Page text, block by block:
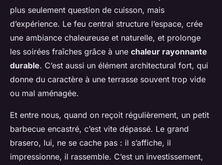
plus seulement question de cuisson, mais
d’expérience. Le feu central structure l’espace, crée
une ambiance chaleureuse et naturelle, et prolonge
les soirées fraîches grâce à une chaleur rayonnante
durable. C’est aussi un élément architectural fort, qui
donne du caractère à une terrasse souvent trop vide
ou mal aménagée.
Et entre nous, quand on reçoit régulièrement, un petit
barbecue encastré, c’est vite dépassé. Le grand
brasero, lui, ne se cache pas : il s’affiche, il
impressionne, il rassemble. C’est un investissement,